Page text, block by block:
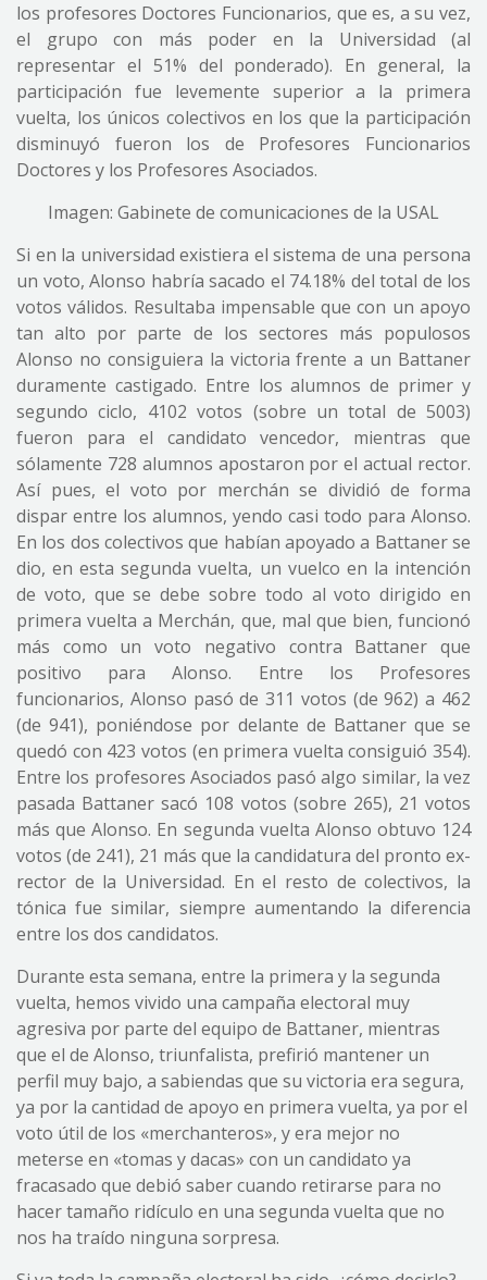
los profesores Doctores Funcionarios, que es, a su vez,
el grupo con más poder en la Universidad (al
representar el 51% del ponderado). En general, la
participación fue levemente superior a la primera
vuelta, los únicos colectivos en los que la participación
disminuyó fueron los de Profesores Funcionarios
Doctores y los Profesores Asociados.
Imagen: Gabinete de comunicaciones de la USAL
Si en la universidad existiera el sistema de una persona
un voto, Alonso habría sacado el 74.18% del total de los
votos válidos. Resultaba impensable que con un apoyo
tan alto por parte de los sectores más populosos
Alonso no consiguiera la victoria frente a un Battaner
duramente castigado. Entre los alumnos de primer y
segundo ciclo, 4102 votos (sobre un total de 5003)
fueron para el candidato vencedor, mientras que
sólamente 728 alumnos apostaron por el actual rector.
Así pues, el voto por merchán se dividió de forma
dispar entre los alumnos, yendo casi todo para Alonso.
En los dos colectivos que habían apoyado a Battaner se
dio, en esta segunda vuelta, un vuelco en la intención
de voto, que se debe sobre todo al voto dirigido en
primera vuelta a Merchán, que, mal que bien, funcionó
más como un voto negativo contra Battaner que
positivo para Alonso. Entre los Profesores
funcionarios, Alonso pasó de 311 votos (de 962) a 462
(de 941), poniéndose por delante de Battaner que se
quedó con 423 votos (en primera vuelta consiguió 354).
Entre los profesores Asociados pasó algo similar, la vez
pasada Battaner sacó 108 votos (sobre 265), 21 votos
más que Alonso. En segunda vuelta Alonso obtuvo 124
votos (de 241), 21 más que la candidatura del pronto ex-
rector de la Universidad. En el resto de colectivos, la
tónica fue similar, siempre aumentando la diferencia
entre los dos candidatos.
Durante esta semana, entre la primera y la segunda
vuelta, hemos vivido una campaña electoral muy
agresiva por parte del equipo de Battaner, mientras
que el de Alonso, triunfalista, prefirió mantener un
perfil muy bajo, a sabiendas que su victoria era segura,
ya por la cantidad de apoyo en primera vuelta, ya por el
voto útil de los «merchanteros», y era mejor no
meterse en «tomas y dacas» con un candidato ya
fracasado que debió saber cuando retirarse para no
hacer tamaño ridículo en una segunda vuelta que no
nos ha traído ninguna sorpresa.